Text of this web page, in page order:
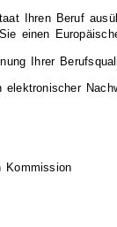
Ihren Beruf
einen
Ihrer
Kommission